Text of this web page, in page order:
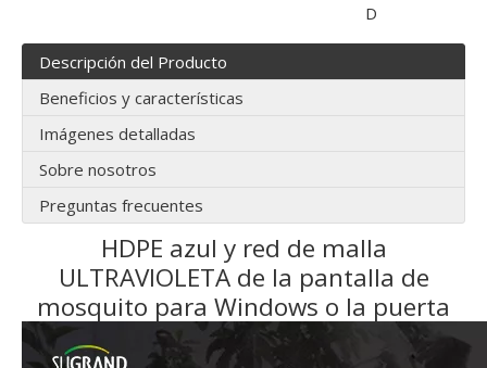
D
Descripción del Producto
Beneficios y características
Imágenes detalladas
Sobre nosotros
Preguntas frecuentes
HDPE azul y red de malla
ULTRAVIOLETA de la pantalla de
mosquito para Windows o la puerta